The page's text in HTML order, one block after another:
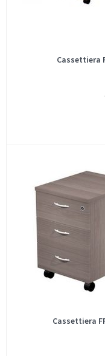
Cassettiera
Cassettiera